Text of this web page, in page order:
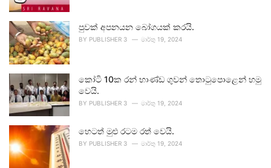
පුවක් අපනයන බෝගයක් කරයි.
BY PUBLISHER 3 මාර්තු 19, 2024
කෝටි 10ක රන් භාණ්ඩ ගුවන් තොටුපොළෙන් හමු
වෙයි.
BY PUBLISHER 3 මාර්තු 19, 2024
හෙටත් මුළු රටම රත් වෙයි.
BY PUBLISHER 3 මාර්තු 19, 2024